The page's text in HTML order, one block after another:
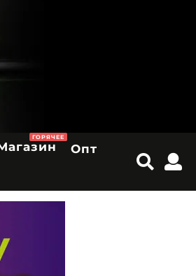
ГОРЯЧЕЕ
Опт